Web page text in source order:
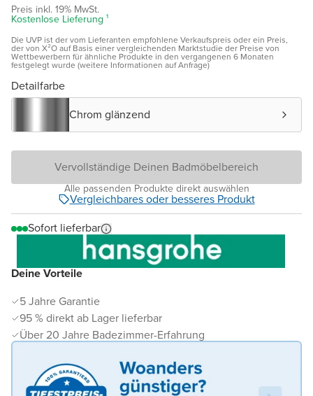
Deine Vorteile
5 Jahre Garantie
95 % direkt ab Lager lieferbar
Über 20 Jahre Badezimmer-Erfahrung
Preis inkl. 19% MwSt.
Kostenlose Lieferung ¹
Die UVP ist der vom Lieferanten empfohlene Verkaufspreis oder ein Preis,
der von X²O auf Basis einer vergleichenden Marktstudie der Preise von
Wettbewerbern für ähnliche Produkte in den vergangenen 6 Monaten
festgelegt wurde (weitere Informationen auf Anfrage)
Detailfarbe
Chrom glänzend
Vervollständige Deinen Badmöbelbereich
Alle passenden Produkte direkt auswählen
Vergleichbares oder besseres Produkt
Sofort lieferbar